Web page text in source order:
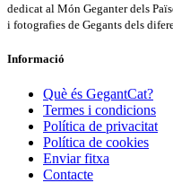
dedicat al Món Geganter dels
i fotografies de Gegants dels
Informació
Què és GegantCat?
Termes i condicions
Política de privacitat
Política de cookies
Enviar fitxa
Contacte